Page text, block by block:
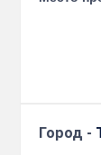
Город -